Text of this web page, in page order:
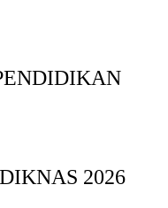
2026